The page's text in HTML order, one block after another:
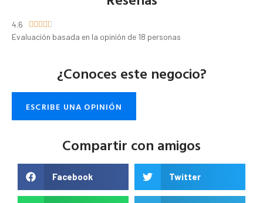
4.6     
Evaluación basada en la opinión de 18 personas
¿Conoces este negocio?
ESCRIBE UNA OPINIÓN
Compartir con amigos
Facebook Twitter